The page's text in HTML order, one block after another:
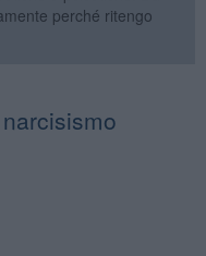
perché ritengo